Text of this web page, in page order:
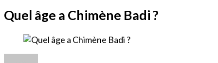
Quel âge a Chimène Badi ?